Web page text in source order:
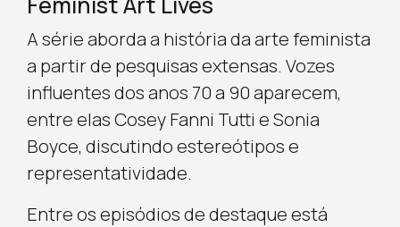
A série aborda a história da arte feminista
a partir de pesquisas extensas. Vozes
influentes dos anos 70 a 90 aparecem,
entre elas Cosey Fanni Tutti e Sonia
Boyce, discutindo estereótipos e
representatividade.
Entre os episódios de destaque está